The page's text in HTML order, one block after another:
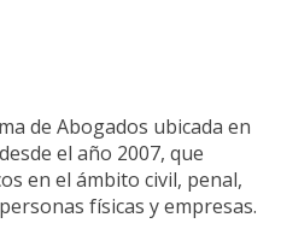
de Abogados ubicada en
el año 2007, que
en el ámbito civil, penal,
físicas y empresas.